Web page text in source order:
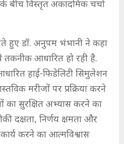
के बीच विस्तृत अकादमिक चर्चा
हुए डॉ. अनुपम भंभानी ने कहा
तकनीक आधारित हो रही है.
हाई-फिडेलिटी सिमुलेशन
मरीजों पर प्रक्रिया करने
का सुरक्षित अभ्यास करने का
दक्षता, निर्णय क्षमता और
करने का आत्मविश्वास